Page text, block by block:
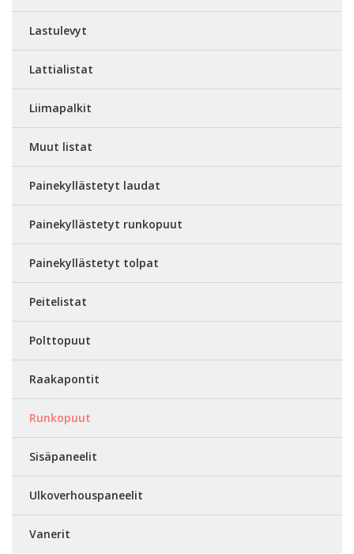
Lastulevyt
Lattialistat
Liimapalkit
Muut listat
Painekyllästetyt laudat
Painekyllästetyt runkopuut
Painekyllästetyt tolpat
Peitelistat
Polttopuut
Raakapontit
Runkopuut
Sisäpaneelit
Ulkoverhouspaneelit
Vanerit